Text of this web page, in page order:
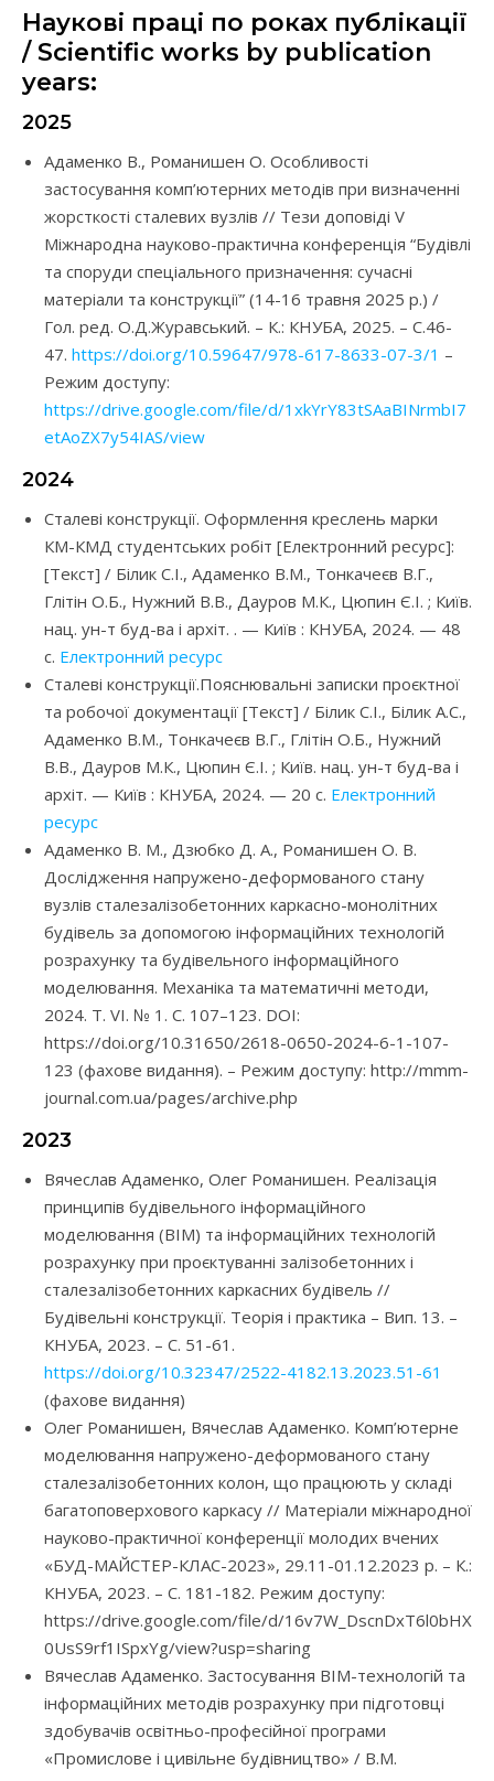
Наукові праці по роках публікації
/ Scientific works by publication
years:
2025
Адаменко В., Романишен О. Особливості
застосування комп’ютерних методів при визначенні
жорсткості сталевих вузлів // Тези доповіді V
Міжнародна науково-практична конференція “Будівлі
та споруди спеціального призначення: сучасні
матеріали та конструкції” (14-16 травня 2025 р.) /
Гол. ред. О.Д.Журавський. – К.: КНУБА, 2025. – С.46-
47. https://doi.org/10.59647/978-617-8633-07-3/1 –
Режим доступу:
https://drive.google.com/file/d/1xkYrY83tSAaBINrmbI7
etAoZX7y54IAS/view
2024
Сталеві конструкції. Оформлення креслень марки
КМ-КМД студентських робіт [Електронний ресурс]:
[Текст] / Білик С.І., Адаменко В.М., Тонкачеєв В.Г.,
Глітін О.Б., Нужний В.В., Дауров М.К., Цюпин Є.І. ; Київ.
нац. ун-т буд-ва і архіт. . — Київ : КНУБА, 2024. — 48
с. Електронний ресурс
Сталеві конструкції.Пояснювальні записки проєктної
та робочої документації [Текст] / Білик С.І., Білик А.С.,
Адаменко В.М., Тонкачеєв В.Г., Глітін О.Б., Нужний
В.В., Дауров М.К., Цюпин Є.І. ; Київ. нац. ун-т буд-ва і
архіт. — Київ : КНУБА, 2024. — 20 с. Електронний
ресурс
Адаменко В. М., Дзюбко Д. А., Романишен О. В.
Дослідження напружено-деформованого стану
вузлів сталезалізобетонних каркасно-монолітних
будівель за допомогою інформаційних технологій
розрахунку та будівельного інформаційного
моделювання. Механіка та математичні методи,
2024. T. VІ. № 1. С. 107–123. DOI:
https://doi.org/10.31650/2618-0650-2024-6-1-107-
123 (фахове видання). – Режим доступу: http://mmm-
journal.com.ua/pages/archive.php
2023
Вячеслав Адаменко, Олег Романишен. Реалізація
принципів будівельного інформаційного
моделювання (ВІМ) та інформаційних технологій
розрахунку при проєктуванні залізобетонних і
сталезалізобетонних каркасних будівель //
Будівельні конструкції. Теорія і практика – Вип. 13. –
КНУБА, 2023. – С. 51-61.
https://doi.org/10.32347/2522-4182.13.2023.51-61
(фахове видання)
Олег Романишен, Вячеслав Адаменко. Комп’ютерне
моделювання напружено-деформованого стану
сталезалізобетонних колон, що працюють у складі
багатоповерхового каркасу // Матеріали міжнародної
науково-практичної конференції молодих вчених
«БУД-МАЙСТЕР-КЛАС-2023», 29.11-01.12.2023 р. – К.:
КНУБА, 2023. – С. 181-182. Режим доступу:
https://drive.google.com/file/d/16v7W_DscnDxT6l0bHX
0UsS9rf1ISpxYg/view?usp=sharing
Вячеслав Адаменко. Застосування BIM-технологій та
інформаційних методів розрахунку при підготовці
здобувачів освітньо-професійної програми
«Промислове і цивільне будівництво» / В.М.